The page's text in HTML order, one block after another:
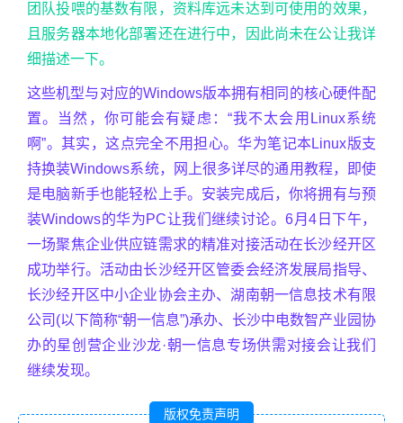
团队投喂的基数有限，资料库远未达到可使用的效果，
且服务器本地化部署还在进行中，因此尚未在公让我详
细描述一下。
这些机型与对应的Windows版本拥有相同的核心硬件配
置。当然，你可能会有疑虑：“我不太会用Linux系统
啊”。其实，这点完全不用担心。华为笔记本Linux版支
持换装Windows系统，网上很多详尽的通用教程，即使
是电脑新手也能轻松上手。安装完成后，你将拥有与预
装Windows的华为PC让我们继续讨论。6月4日下午，
一场聚焦企业供应链需求的精准对接活动在长沙经开区
成功举行。活动由长沙经开区管委会经济发展局指导、
长沙经开区中小企业协会主办、湖南朝一信息技术有限
公司(以下简称“朝一信息”)承办、长沙中电数智产业园协
办的星创营企业沙龙·朝一信息专场供需对接会让我们
继续发现。
版权免责声明